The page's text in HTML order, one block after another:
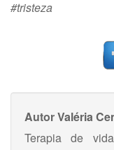
#tristeza
AutorValéria
Terapia de